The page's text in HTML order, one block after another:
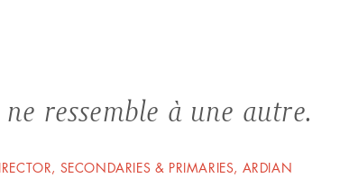
ressemble à une autre.
SECONDARIES & PRIMARIES, ARDIAN